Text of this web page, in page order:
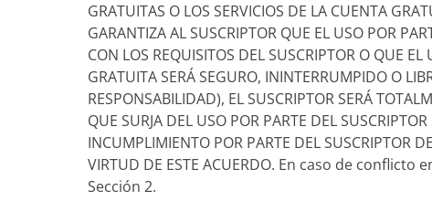
GRATUITAS O LOS SERVICIOS DE LA CUENTA
GARANTIZA AL SUSCRIPTOR QUE EL USO POR
CON LOS REQUISITOS DEL SUSCRIPTOR O QUE
GRATUITA SERÁ SEGURO, ININTERRUMPIDO O
RESPONSABILIDAD), EL SUSCRIPTOR SERÁ
QUE SURJA DEL USO POR PARTE DEL
INCUMPLIMIENTO POR PARTE DEL SUSCRIPTOR
VIRTUD DE ESTE ACUERDO. En caso de
Sección 2.